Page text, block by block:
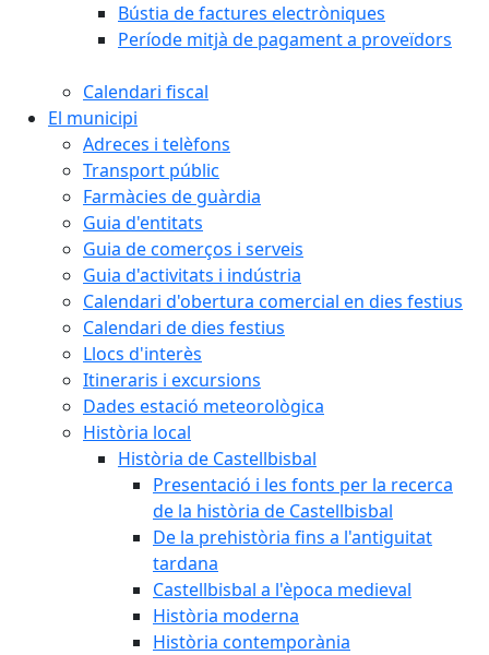
Bústia de factures electròniques
Període mitjà de pagament a proveïdors
Calendari fiscal
El municipi
Adreces i telèfons
Transport públic
Farmàcies de guàrdia
Guia d'entitats
Guia de comerços i serveis
Guia d'activitats i indústria
Calendari d'obertura comercial en dies festius
Calendari de dies festius
Llocs d'interès
Itineraris i excursions
Dades estació meteorològica
Història local
Història de Castellbisbal
Presentació i les fonts per la recerca
de la història de Castellbisbal
De la prehistòria fins a l'antiguitat
tardana
Castellbisbal a l'època medieval
Història moderna
Història contemporània